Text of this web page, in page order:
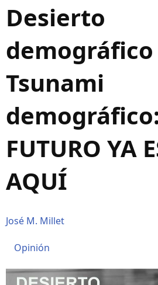
Desierto
demográfico
Tsunami
FUTURO YA
AQUÍ
José M. Millet
Opinión